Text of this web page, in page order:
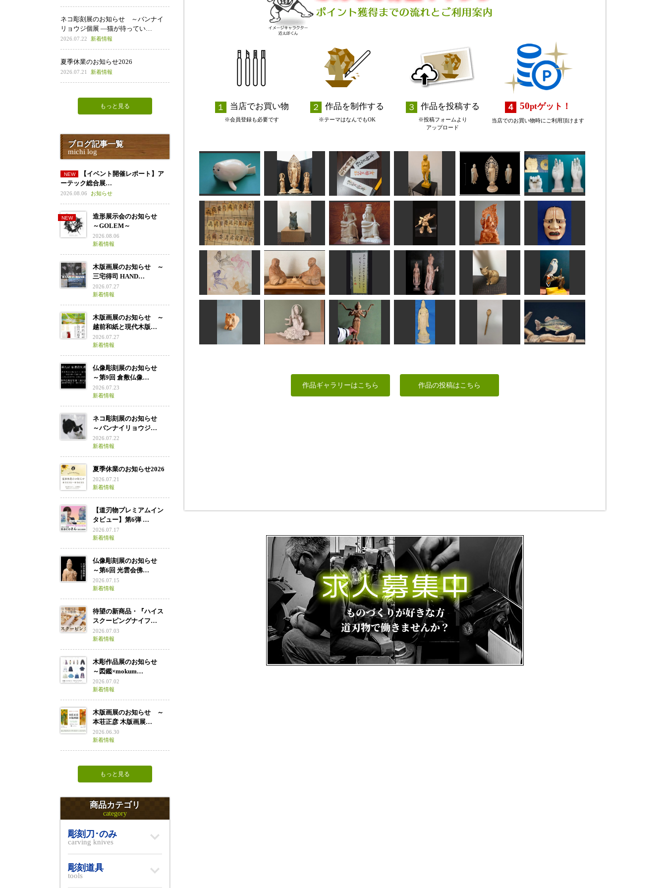
当店でお買い物
※会員登録も必要です
作品を制作する
※テーマはなんでもOK
作品を投稿する
※投稿フォームより
アップロード
50ptゲット！
当店でのお買い物時にご利用頂けます
やんちゃなごまふ坊
や
矢野っち
阿弥陀三尊像 新年の挨拶
R
Day Dream Bellever
彼…
阿弥陀如来
shadow
握手＆開き手
サイダー
将棋駒
fuku
ブリティッシュショ
ートヘア
波間
弥勒菩薩
はぐれ庵
ゲルググ
ちゃーさん
不動明王
合之内 麻呂
橋姫
面打ち次元
goldfish 良寛と貞信尼
けんさん
たのしみ(独楽吟)
SEVEN
観音様
sigesama
横を向いた猫
チョウゲンボウ（長
元坊）
MINI
雲中供養菩薩像南
みっちゃん
阿修羅
sigesama
吉祥天像
ta-chann
竹スプーン
作品ギャラリーはこちら 作品の投稿はこちら
ネコ彫刻展のお知らせ ～バンナイ
リョウジ個展 ―猫が待ってい…
2026.07.22 新着情報
夏季休業のお知らせ2026
2026.07.21 新着情報
もっと見る
ブログ記事一覧
michi log
【イベント開催レポート】ア
ーテック総合展…
2026.08.06 お知らせ
造形展示会のお知らせ
～GOLEM～
2026.08.06
新着情報
木版画展のお知らせ ～
三宅得司 HAND…
2026.07.27
新着情報
木版画展のお知らせ ～
越前和紙と現代木版…
2026.07.27
新着情報
仏像彫刻展のお知らせ
～第9回 倉敷仏像…
2026.07.23
新着情報
ネコ彫刻展のお知らせ
～バンナイリョウジ…
2026.07.22
新着情報
夏季休業のお知らせ2026
2026.07.21
新着情報
【道刃物プレミアムイン
タビュー】第6弾 …
2026.07.17
新着情報
仏像彫刻展のお知らせ
～第6回 光雲会佛…
2026.07.15
新着情報
待望の新商品・『ハイス
スクーピングナイフ…
2026.07.03
新着情報
木彫作品展のお知らせ
～図鑑×mokum…
2026.07.02
新着情報
木版画展のお知らせ ～
本荘正彦 木版画展…
2026.06.30
新着情報
もっと見る
商品カテゴリ
category
彫刻刀･のみ
carving knives
彫刻道具
tools